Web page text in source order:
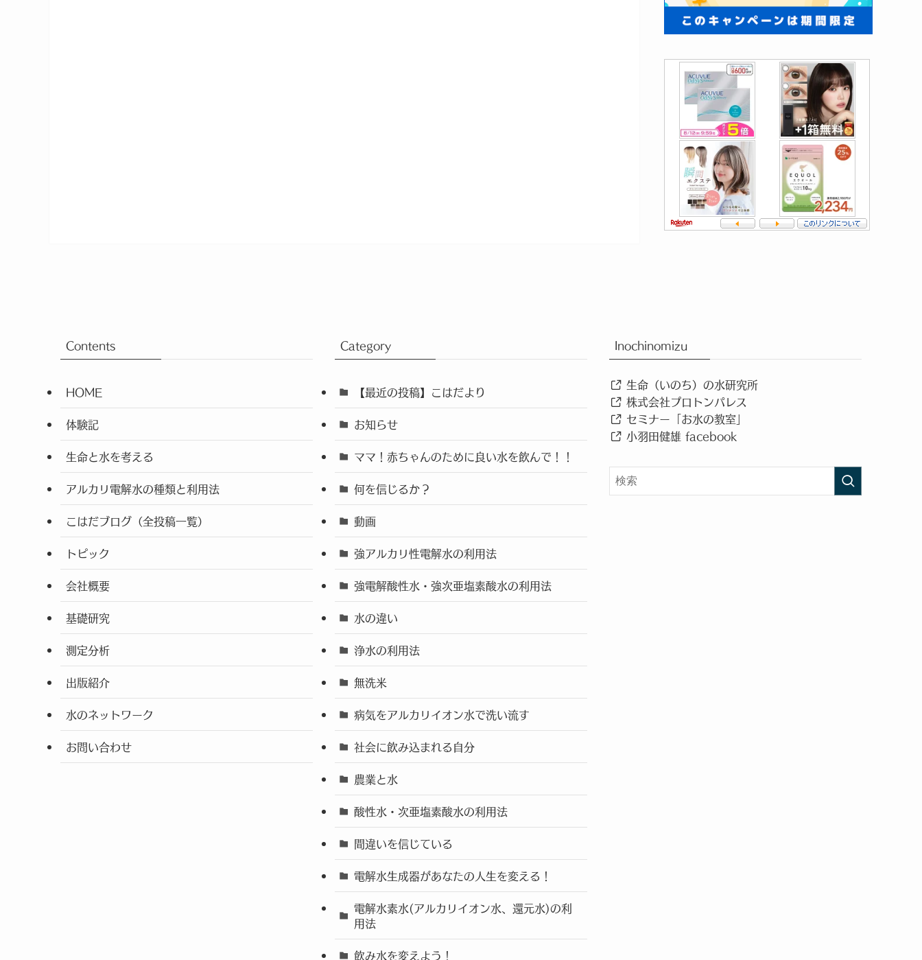
Contents
HOME
体験記
生命と水を考える
アルカリ電解水の種類と利用法
こはだブログ（全投稿一覧）
トピック
会社概要
基礎研究
測定分析
出版紹介
水のネットワーク
お問い合わせ
Category
【最近の投稿】こはだより
お知らせ
ママ！赤ちゃんのために良い水を飲んで！！
何を信じるか？
動画
強アルカリ性電解水の利用法
強電解酸性水・強次亜塩素酸水の利用法
水の違い
浄水の利用法
無洗米
病気をアルカリイオン水で洗い流す
社会に飲み込まれる自分
農業と水
酸性水・次亜塩素酸水の利用法
間違いを信じている
電解水生成器があなたの人生を変える！
電解水素水(アルカリイオン水、還元水)の利
用法
飲み水を変えよう！
Inochinomizu
生命（いのち）の水研究所
株式会社プロトンパレス
セミナー「お水の教室」
小羽田健雄 facebook